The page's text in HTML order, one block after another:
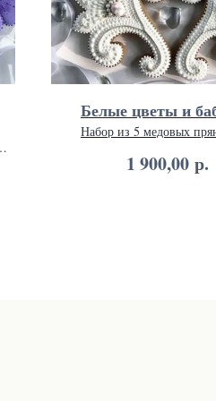
Белые цветы и
Набор из 5 медовых
1 900,00 р.